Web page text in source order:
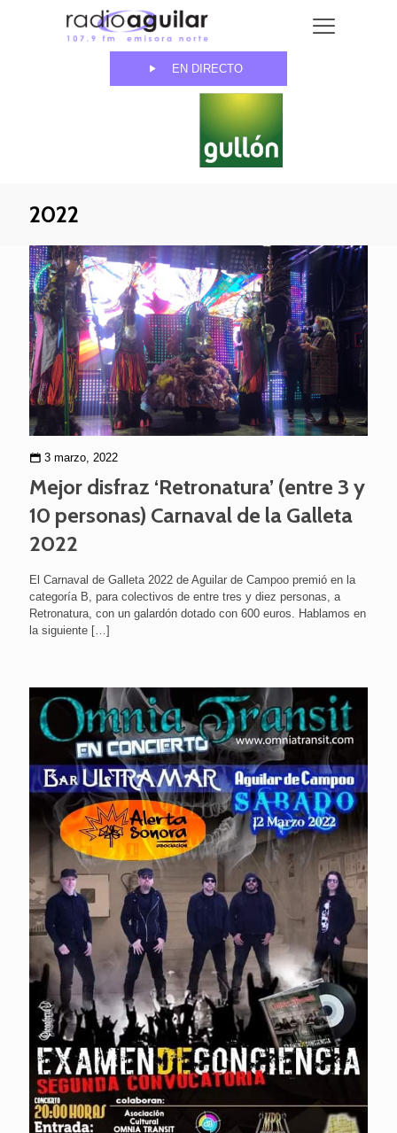
EN DIRECTO
2022
3 marzo, 2022
Mejor disfraz ‘Retronatura’ (entre 3 y
10 personas) Carnaval de la Galleta
2022
El Carnaval de Galleta 2022 de Aguilar de Campoo premió en la
categoría B, para colectivos de entre tres y diez personas, a
Retronatura, con un galardón dotado con 600 euros. Hablamos en
la siguiente […]